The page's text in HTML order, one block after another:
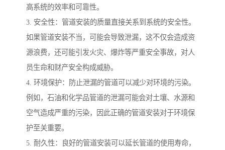
高系统的效率和可靠性。
3. 安全性：管道安装的质量直接关系到系统的安全性。
如果管道安装不当，可能会导致泄漏，这不仅会造成资
源浪费，还可能引发火灾、爆炸等严重安全事故，对人
员生命和财产安全构成威胁。
4. 环境保护：防止泄漏的管道可以减少对环境的污染。
例如，石油和化学品管道的泄漏可能会对土壤、水源和
空气造成严重的污染，因此正确的管道安装对于环境保
护至关重要。
5. 耐久性：良好的管道安装可以延长管道的使用寿命，